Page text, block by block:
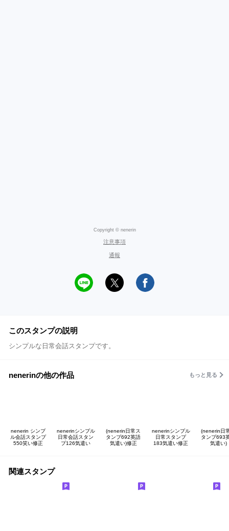
Copyright © nenerin
注意事項
通報
このスタンプの説明
シンプルな日常会話スタンプです。
nenerinの他の作品 もっと見る
nenerin シンプ
ル会話スタンプ
550笑い修正
nenerinシンプル
日常会話スタン
プ126気遣い
(nenerin日常ス
タンプ692英語
気遣い)修正
nenerinシンプル
日常スタンプ
183気遣い修正
(nenerin日
タンプ693
気遣い)
関連スタンプ